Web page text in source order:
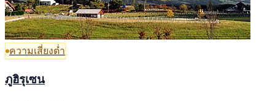
ความเสี่ยงต่ำ
ภูฮิรุเซน